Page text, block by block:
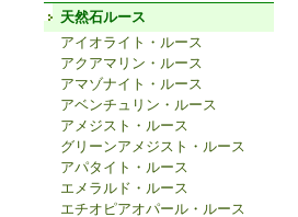
天然石ルース
アイオライト・ルース
アクアマリン・ルース
アマゾナイト・ルース
アベンチュリン・ルース
アメジスト・ルース
グリーンアメジスト・ルース
アパタイト・ルース
エメラルド・ルース
エチオピアオパール・ルース